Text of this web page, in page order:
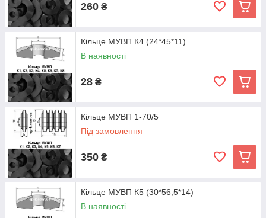
260 ₴
Кільце МУВП К4 (24*45*11)
В наявності
28 ₴
Кільце МУВП 1-70/5
Під замовлення
350 ₴
Кільце МУВП К5 (30*56,5*14)
В наявності